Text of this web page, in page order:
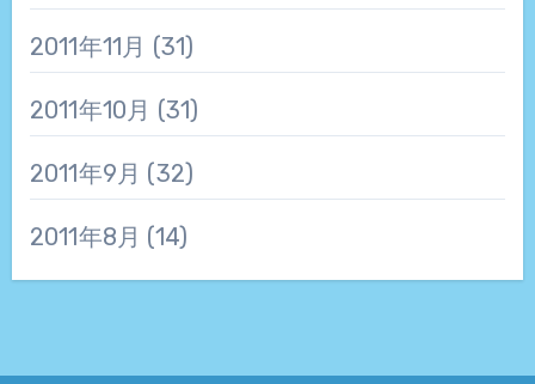
2011年11月 (31)
2011年10月 (31)
2011年9月 (32)
2011年8月 (14)